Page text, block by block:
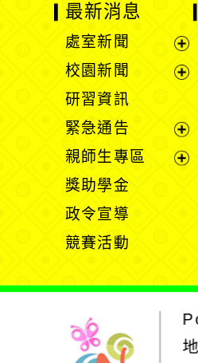
最新消息
處室新聞
展
單
校園新聞
開
選
單
研習資訊
緊急通告
展
開
親師生專區
獎助學金
政令宣導
競賽活動